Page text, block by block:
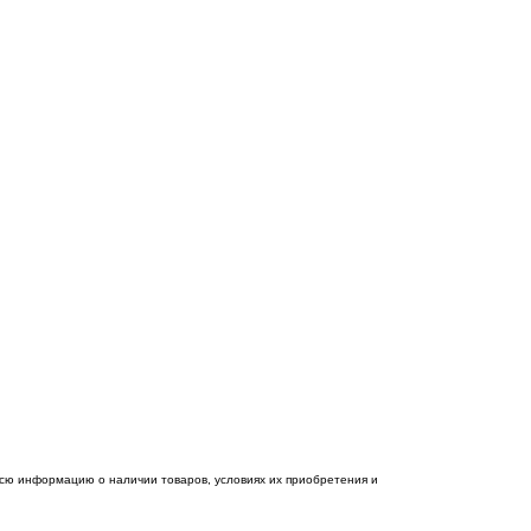
информацию о наличии товаров, условиях их приобретения и